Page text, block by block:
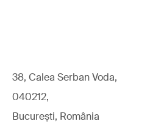
38, Calea Serban Voda,
040212,
București, România